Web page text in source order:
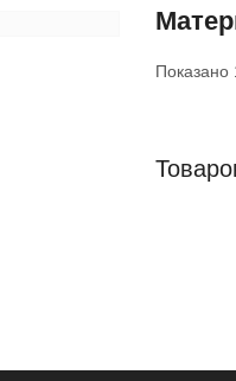
Показано